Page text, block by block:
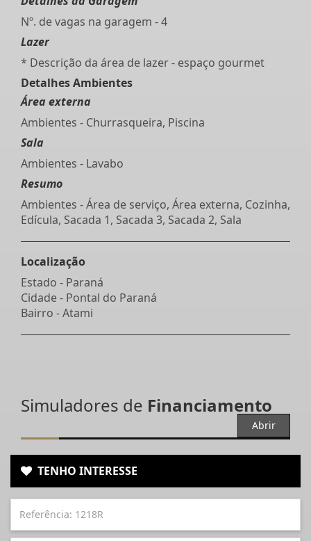
Nº. de vagas na garagem - 4
Lazer
* Descrição da área de lazer - espaço gourmet
Detalhes Ambientes
Área externa
Ambientes - Churrasqueira, Piscina
Sala
Ambientes - Lavabo
Resumo
Ambientes - Área de serviço, Área externa, Cozinha,
Edícula, Sacada 1, Sacada 3, Sacada 2, Sala
Localização
Estado - Paraná
Cidade - Pontal do Paraná
Bairro -Atami
Simuladores de Financiamento
Abrir
TENHO INTERESSE